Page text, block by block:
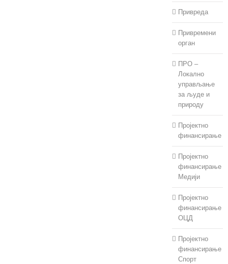
Привреда
Привремени
орган
ПРО –
Локално
управљање
за људе и
природу
Пројектно
финансирање
Пројектно
финансирање
Медији
Пројектно
финансирање
ОЦД
Пројектно
финансирање
Спорт